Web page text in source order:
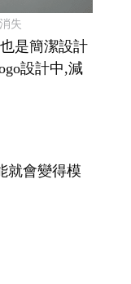
失
是簡潔設計
設計中,減
就會變得模